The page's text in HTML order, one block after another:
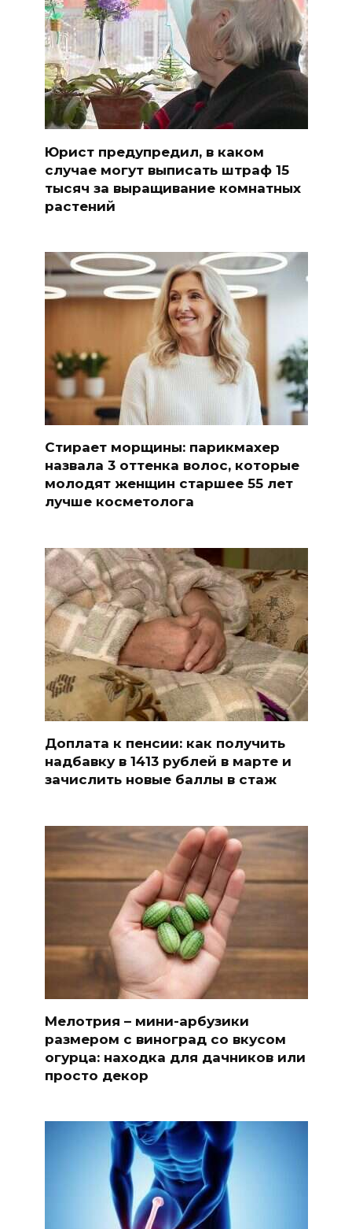
Юрист предупредил, в каком
случае могут выписать штраф 15
тысяч за выращивание комнатных
растений
Стирает морщины: парикмахер
назвала 3 оттенка волос, которые
молодят женщин старшее 55 лет
лучше косметолога
Доплата к пенсии: как получить
надбавку в 1413 рублей в марте и
зачислить новые баллы в стаж
Мелотрия – мини-арбузики
размером с виноград со вкусом
огурца: находка для дачников или
просто декор